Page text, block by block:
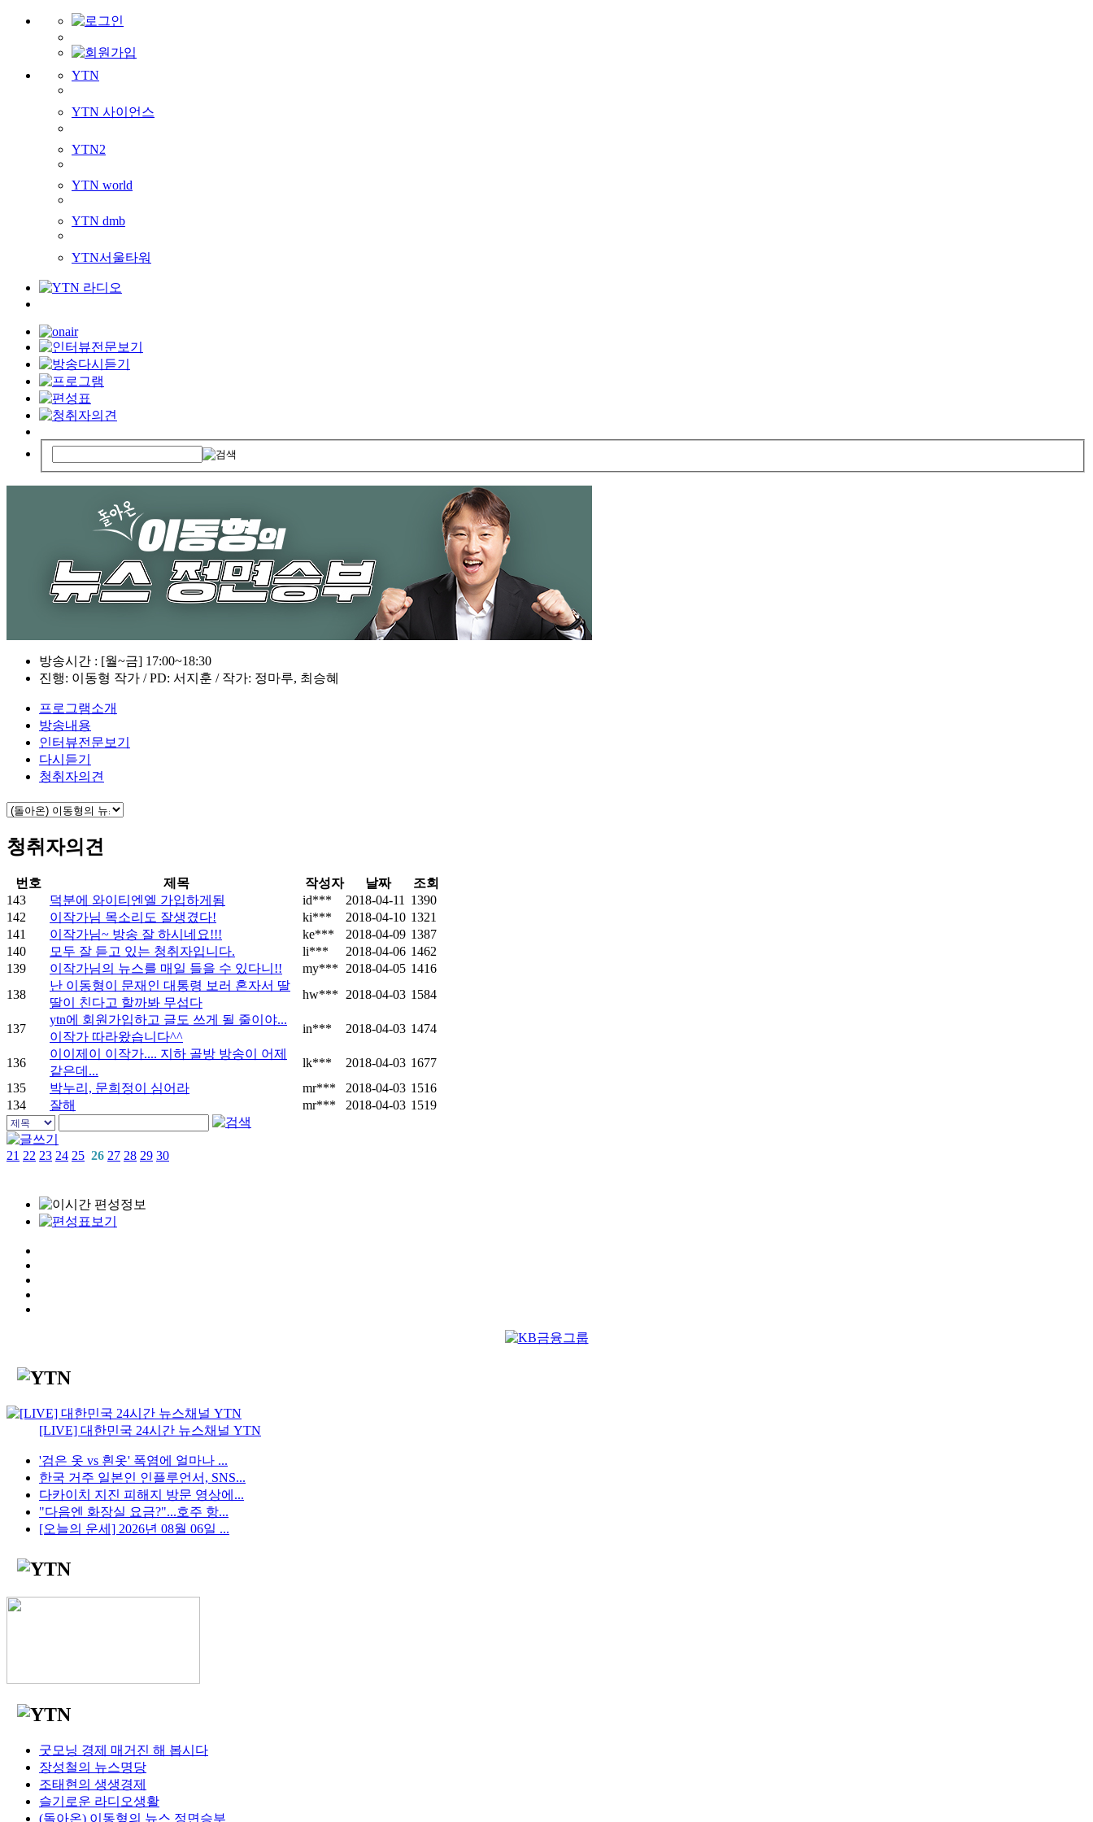
YTN
YTN 사이언스
YTN2
YTN world
YTN dmb
YTN서울타워
방송시간 : [월~금] 17:00~18:30
진행: 이동형 작가 / PD: 서지훈 / 작가: 정마루, 최승혜
프로그램소개
방송내용
인터뷰전문보기
다시듣기
청취자의견
청취자의견
번호 제목 작성자 날짜
조회
143
덕분에 와이티엔엘 가입하게됨 id*** 2018-04-11 1390
142
이작가님 목소리도 잘생겼다! ki*** 2018-04-10 1321
141
이작가님~ 방송 잘 하시네요!!! ke*** 2018-04-09 1387
140
모두 잘 듣고 있는 청취자입니다. li*** 2018-04-06 1462
139
이작가님의 뉴스를 매일 들을 수 있다니!! my*** 2018-04-05 1416
138
난 이동형이 문재인 대통령 보러 혼자서 딸
딸이 친다고 할까봐 무섭다
hw*** 2018-04-03 1584
137
ytn에 회원가입하고 글도 쓰게 될 줄이야...
이작가 따라왔습니다^^
in*** 2018-04-03 1474
136
이이제이 이작가.... 지하 골방 방송이 어제
같은데...
lk*** 2018-04-03 1677
135
박누리, 문희정이 심어라 mr*** 2018-04-03 1516
134
잘해 mr*** 2018-04-03 1519
21 22 23 24 25 26 27 28 29 30
[LIVE] 대한민국 24시간 뉴스채널 YTN
'검은 옷 vs 흰옷' 폭염에 얼마나 ...
한국 거주 일본인 인플루언서, SNS...
다카이치 지진 피해지 방문 영상에...
"다음엔 화장실 요금?"...호주 항...
[오늘의 운세] 2026년 08월 06일 ...
굿모닝 경제 매거진 해 봅시다
장성철의 뉴스명당
조태현의 생생경제
슬기로운 라디오생활
(돌아온) 이동형의 뉴스 정면승부